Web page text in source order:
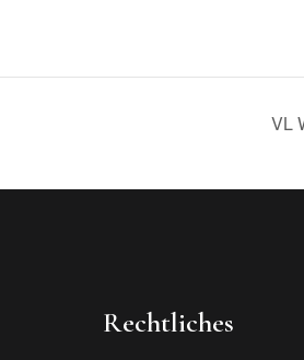
VL
Rechtliches